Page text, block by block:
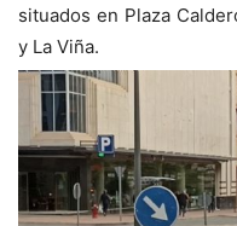
situados en Plaza
y La Viña.